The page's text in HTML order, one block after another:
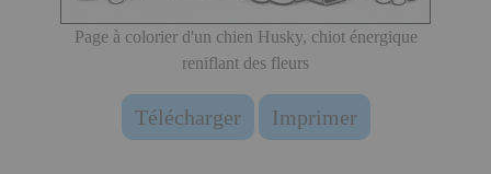
Page à colorier d'un chien Husky, chiot énergique
reniflant des fleurs
Télécharger Imprimer